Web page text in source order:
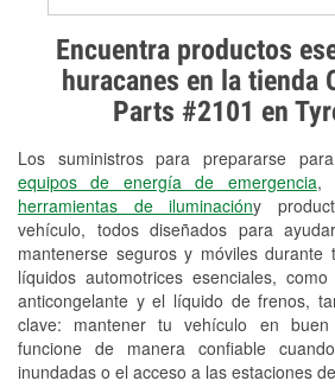
Encuentra productos
huracanes en la tienda
Parts #2101 en
Los suministros para prepararse
equipos de energía de emergencia,
herramientas de iluminacióny
vehículo, todos diseñados para
mantenerse seguros y móviles durante
líquidos automotrices esenciales,
anticongelante y el líquido de frenos,
clave: mantener tu vehículo en
funcione de manera confiable
inundadas o el acceso a las estaciones
Prueba de alternadores y
arrancadores
Revisión de la luz
Reciclaje de baterías y
Instalación de bombillas
Instalación de
Programa de Préstamo
Herramientas
Rectificación de